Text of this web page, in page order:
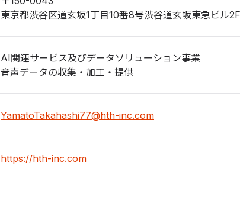
東京都渋谷区道玄坂1丁目10番8号渋谷道玄坂東急ビル
AI関連サービス及びデータソリューション事業
音声データの収集・加工・提供
YamatoTakahashi77@hth-inc.com
https://hth-inc.com